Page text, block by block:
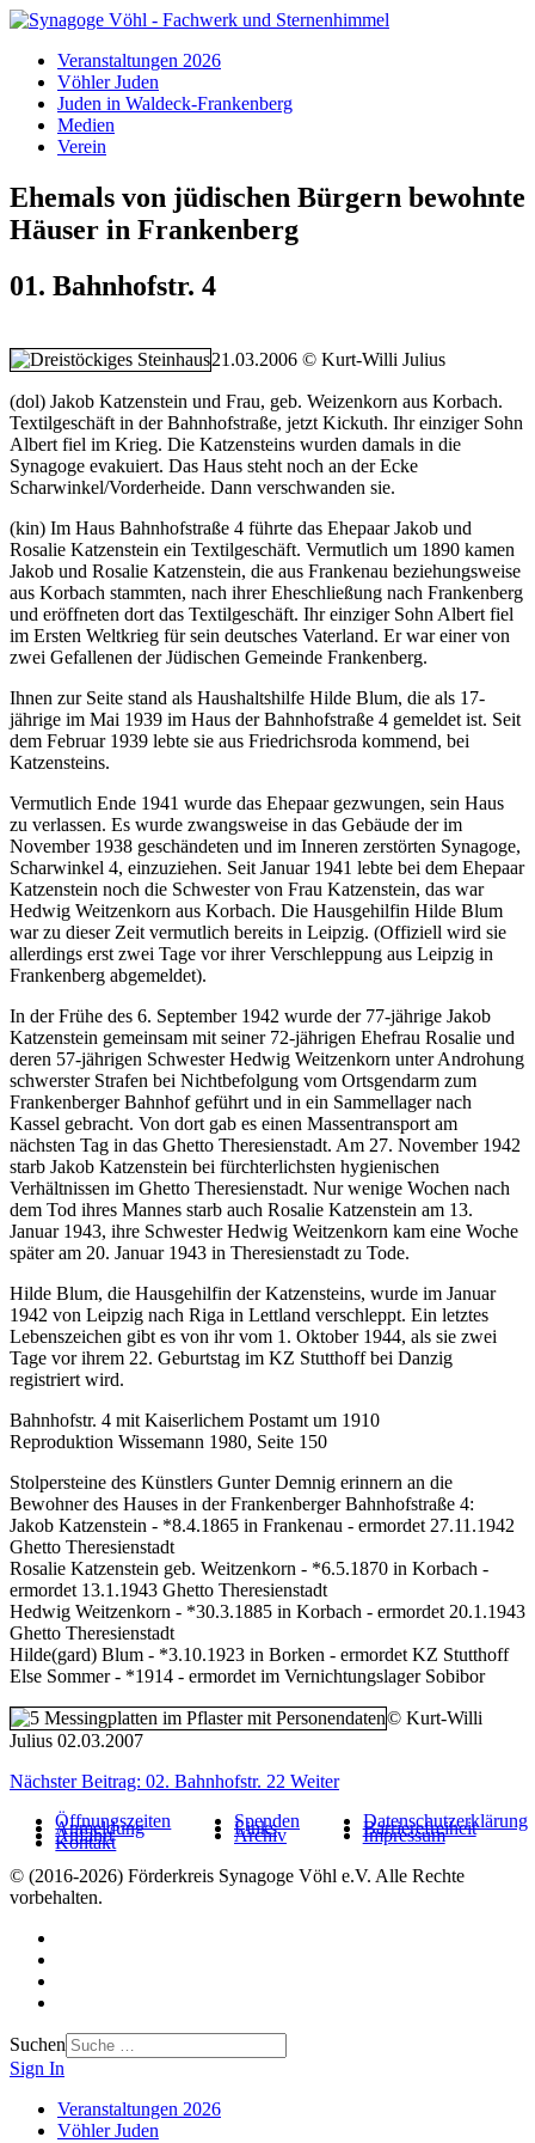
Veranstaltungen 2026
Vöhler Juden
Juden in Waldeck-Frankenberg
Medien
Verein
Ehemals von jüdischen Bürgern bewohnte
Häuser in Frankenberg
01. Bahnhofstr. 4
21.03.2006 © Kurt-Willi Julius
(dol) Jakob Katzenstein und Frau, geb. Weizenkorn aus Korbach.
Textilgeschäft in der Bahnhofstraße, jetzt Kickuth. Ihr einziger Sohn
Albert fiel im Krieg. Die Katzensteins wurden damals in die
Synagoge evakuiert. Das Haus steht noch an der Ecke
Scharwinkel/Vorderheide. Dann verschwanden sie.
(kin) Im Haus Bahnhofstraße 4 führte das Ehepaar Jakob und
Rosalie Katzenstein ein Textilgeschäft. Vermutlich um 1890 kamen
Jakob und Rosalie Katzenstein, die aus Frankenau beziehungsweise
aus Korbach stammten, nach ihrer Eheschließung nach Frankenberg
und eröffneten dort das Textilgeschäft. Ihr einziger Sohn Albert fiel
im Ersten Weltkrieg für sein deutsches Vaterland. Er war einer von
zwei Gefallenen der Jüdischen Gemeinde Frankenberg.
Ihnen zur Seite stand als Haushaltshilfe Hilde Blum, die als 17-
jährige im Mai 1939 im Haus der Bahnhofstraße 4 gemeldet ist. Seit
dem Februar 1939 lebte sie aus Friedrichsroda kommend, bei
Katzensteins.
Vermutlich Ende 1941 wurde das Ehepaar gezwungen, sein Haus
zu verlassen. Es wurde zwangsweise in das Gebäude der im
November 1938 geschändeten und im Inneren zerstörten Synagoge,
Scharwinkel 4, einzuziehen. Seit Januar 1941 lebte bei dem Ehepaar
Katzenstein noch die Schwester von Frau Katzenstein, das war
Hedwig Weitzenkorn aus Korbach. Die Hausgehilfin Hilde Blum
war zu dieser Zeit vermutlich bereits in Leipzig. (Offiziell wird sie
allerdings erst zwei Tage vor ihrer Verschleppung aus Leipzig in
Frankenberg abgemeldet).
In der Frühe des 6. September 1942 wurde der 77-jährige Jakob
Katzenstein gemeinsam mit seiner 72-jährigen Ehefrau Rosalie und
deren 57-jährigen Schwester Hedwig Weitzenkorn unter Androhung
schwerster Strafen bei Nichtbefolgung vom Ortsgendarm zum
Frankenberger Bahnhof geführt und in ein Sammellager nach
Kassel gebracht. Von dort gab es einen Massentransport am
nächsten Tag in das Ghetto Theresienstadt. Am 27. November 1942
starb Jakob Katzenstein bei fürchterlichsten hygienischen
Verhältnissen im Ghetto Theresienstadt. Nur wenige Wochen nach
dem Tod ihres Mannes starb auch Rosalie Katzenstein am 13.
Januar 1943, ihre Schwester Hedwig Weitzenkorn kam eine Woche
später am 20. Januar 1943 in Theresienstadt zu Tode.
Hilde Blum, die Hausgehilfin der Katzensteins, wurde im Januar
1942 von Leipzig nach Riga in Lettland verschleppt. Ein letztes
Lebenszeichen gibt es von ihr vom 1. Oktober 1944, als sie zwei
Tage vor ihrem 22. Geburtstag im KZ Stutthoff bei Danzig
registriert wird.
Bahnhofstr. 4 mit Kaiserlichem Postamt um 1910
Reproduktion Wissemann 1980, Seite 150
Stolpersteine des Künstlers Gunter Demnig erinnern an die
Bewohner des Hauses in der Frankenberger Bahnhofstraße 4:
Jakob Katzenstein - *8.4.1865 in Frankenau - ermordet 27.11.1942
Ghetto Theresienstadt
Rosalie Katzenstein geb. Weitzenkorn - *6.5.1870 in Korbach -
ermordet 13.1.1943 Ghetto Theresienstadt
Hedwig Weitzenkorn - *30.3.1885 in Korbach - ermordet 20.1.1943
Ghetto Theresienstadt
Hilde(gard) Blum - *3.10.1923 in Borken - ermordet KZ Stutthoff
Else Sommer - *1914 - ermordet im Vernichtungslager Sobibor
© Kurt-Willi
Julius 02.03.2007
Nächster Beitrag: 02. Bahnhofstr. 22 Weiter
Öffnungszeiten
Anmeldung
Anfahrt
Kontakt
Spenden
Links
Archiv
Datenschutzerklärung
Barrierefreiheit
Impressum
© (2016-2026) Förderkreis Synagoge Vöhl e.V. Alle Rechte
vorbehalten.
Suchen
Sign In
Veranstaltungen 2026
Vöhler Juden